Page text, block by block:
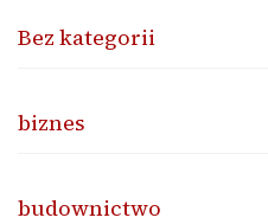
Bez kategorii
biznes
budownictwo